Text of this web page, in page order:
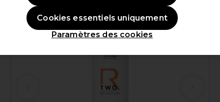
Paramètres des cookies
Cookies essentiels uniquement